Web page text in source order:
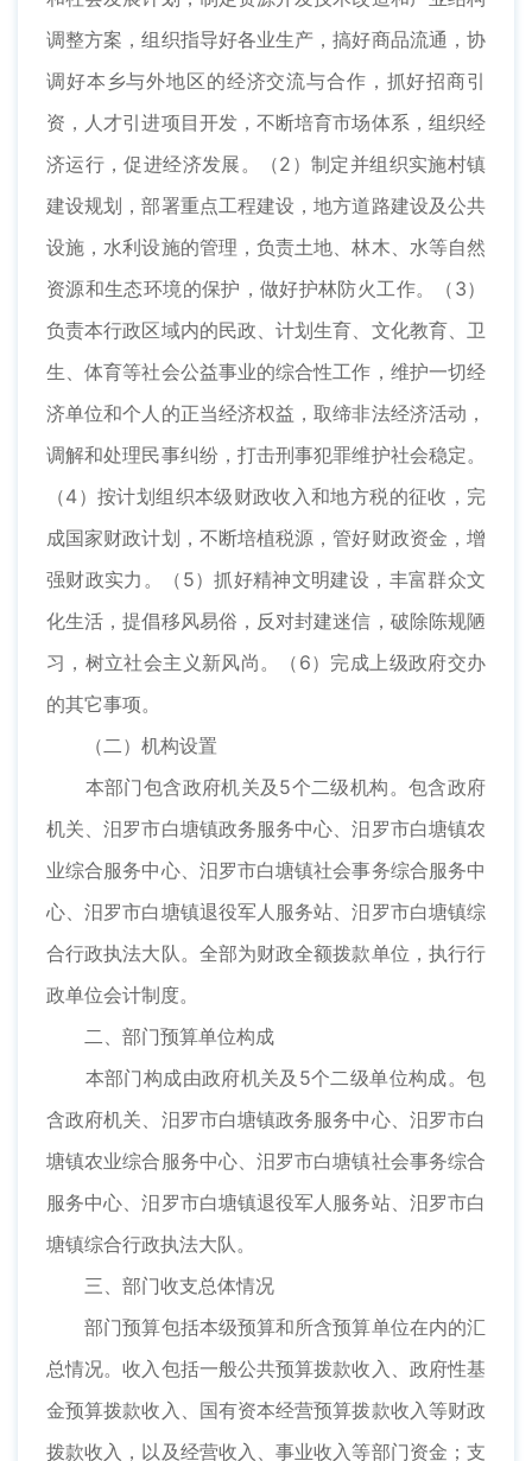
调整方案，组织指导好各业生产，搞好商品流通，协
调好本乡与外地区的经济交流与合作，抓好招商引
资，人才引进项目开发，不断培育市场体系，组织经
济运行，促进经济发展。（2）制定并组织实施村镇
建设规划，部署重点工程建设，地方道路建设及公共
设施，水利设施的管理，负责土地、林木、水等自然
资源和生态环境的保护，做好护林防火工作。（3）
负责本行政区域内的民政、计划生育、文化教育、卫
生、体育等社会公益事业的综合性工作，维护一切经
济单位和个人的正当经济权益，取缔非法经济活动，
调解和处理民事纠纷，打击刑事犯罪维护社会稳定。
（4）按计划组织本级财政收入和地方税的征收，完
成国家财政计划，不断培植税源，管好财政资金，增
强财政实力。（5）抓好精神文明建设，丰富群众文
化生活，提倡移风易俗，反对封建迷信，破除陈规陋
习，树立社会主义新风尚。（6）完成上级政府交办
的其它事项。
（二）机构设置
本部门包含政府机关及5个二级机构。包含政府
机关、汨罗市白塘镇政务服务中心、汨罗市白塘镇农
业综合服务中心、汨罗市白塘镇社会事务综合服务中
心、汨罗市白塘镇退役军人服务站、汨罗市白塘镇综
合行政执法大队。全部为财政全额拨款单位，执行行
政单位会计制度。
二、部门预算单位构成
本部门构成由政府机关及5个二级单位构成。包
含政府机关、汨罗市白塘镇政务服务中心、汨罗市白
塘镇农业综合服务中心、汨罗市白塘镇社会事务综合
服务中心、汨罗市白塘镇退役军人服务站、汨罗市白
塘镇综合行政执法大队。
三、部门收支总体情况
部门预算包括本级预算和所含预算单位在内的汇
总情况。收入包括一般公共预算拨款收入、政府性基
金预算拨款收入、国有资本经营预算拨款收入等财政
拨款收入，以及经营收入、事业收入等部门资金；支